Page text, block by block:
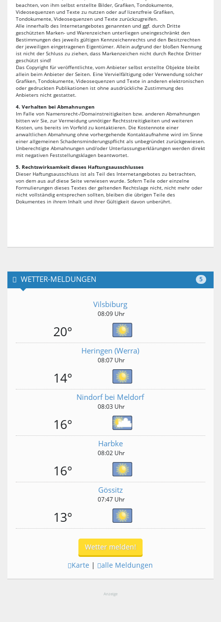
beachten, von ihm selbst erstellte Bilder, Grafiken, Tondokumente,
Videosequenzen und Texte zu nutzen oder auf lizenzfreie Grafiken,
Tondokumente, Videosequenzen und Texte zurückzugreifen.
Alle innerhalb des Internetangebotes genannten und ggf. durch Dritte
geschützten Marken- und Warenzeichen unterliegen uneingeschränkt den
Bestimmungen des jeweils gültigen Kennzeichenrechts und den Besitzrechten
der jeweiligen eingetragenen Eigentümer. Allein aufgrund der bloßen Nennung
ist nicht der Schluss zu ziehen, dass Markenzeichen nicht durch Rechte Dritter
geschützt sind!
Das Copyright für veröffentlichte, vom Anbieter selbst erstellte Objekte bleibt
allein beim Anbieter der Seiten. Eine Vervielfältigung oder Verwendung solcher
Grafiken, Tondokumente, Videosequenzen und Texte in anderen elektronischen
oder gedruckten Publikationen ist ohne ausdrückliche Zustimmung des
Anbieters nicht gestattet.
4. Verhalten bei Abmahnungen
Im Falle von Namensrecht-/Domainstreitigkeiten bzw. anderen Abmahnungen
bitten wir Sie, zur Vermeidung unnötiger Rechtsstreitigkeiten und weiteren
Kosten, uns bereits im Vorfeld zu kontaktieren. Die Kostennote einer
anwaltlichen Abmahnung ohne vorhergehende Kontaktaufnahme wird im Sinne
einer allgemeinen Schadensminderungspflicht als unbegründet zurückgewiesen.
Unberechtigte Abmahnungen und/oder Unterlassungserklärungen werden direkt
mit negativen Feststellungsklagen beantwortet.
5. Rechtswirksamkeit dieses Haftungsausschlusses
Dieser Haftungsausschluss ist als Teil des Internetangebotes zu betrachten,
von dem aus auf diese Seite verwiesen wurde. Sofern Teile oder einzelne
Formulierungen dieses Textes der geltenden Rechtslage nicht, nicht mehr oder
nicht vollständig entsprechen sollten, bleiben die übrigen Teile des
Dokumentes in ihrem Inhalt und ihrer Gültigkeit davon unberührt.
5
WETTER-MELDUNGEN
Vilsbiburg
08:09 Uhr
20°
Heringen (Werra)
08:07 Uhr
14°
Nindorf bei Meldorf
08:03 Uhr
16°
Harbke
08:02 Uhr
16°
Gössitz
07:47 Uhr
13°
Wetter melden!
Karte | alle Meldungen
Anzeige